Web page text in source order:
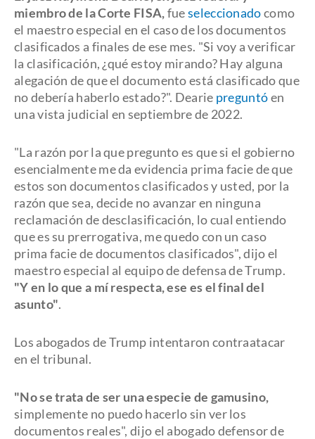
miembro de la Corte FISA,fueseleccionadocomo
el maestro especial en el caso de los documentos
clasificados a finales de ese mes. "Si voy a verificar
la clasificación, ¿qué estoy mirando? Hay alguna
alegación de que el documento está clasificado que
no debería haberlo estado?". Dearie preguntóen
una vista judicial en septiembre de 2022.
"La razón por la que pregunto es que si el gobierno
esencialmente me da evidencia prima facie de que
estos son documentos clasificados y usted, por la
razón que sea, decide no avanzar en ninguna
reclamación de desclasificación, lo cual entiendo
que es su prerrogativa, me quedo con un caso
prima facie de documentos clasificados", dijo el
maestro especial al equipo de defensa de Trump.
"Y en lo que a mí respecta, ese es el final del
asunto".
Los abogados de Trump intentaron contraatacar
en el tribunal.
"No se trata de ser una especie de gamusino,
simplemente no puedo hacerlo sin ver los
documentos reales", dijo el abogado defensor de